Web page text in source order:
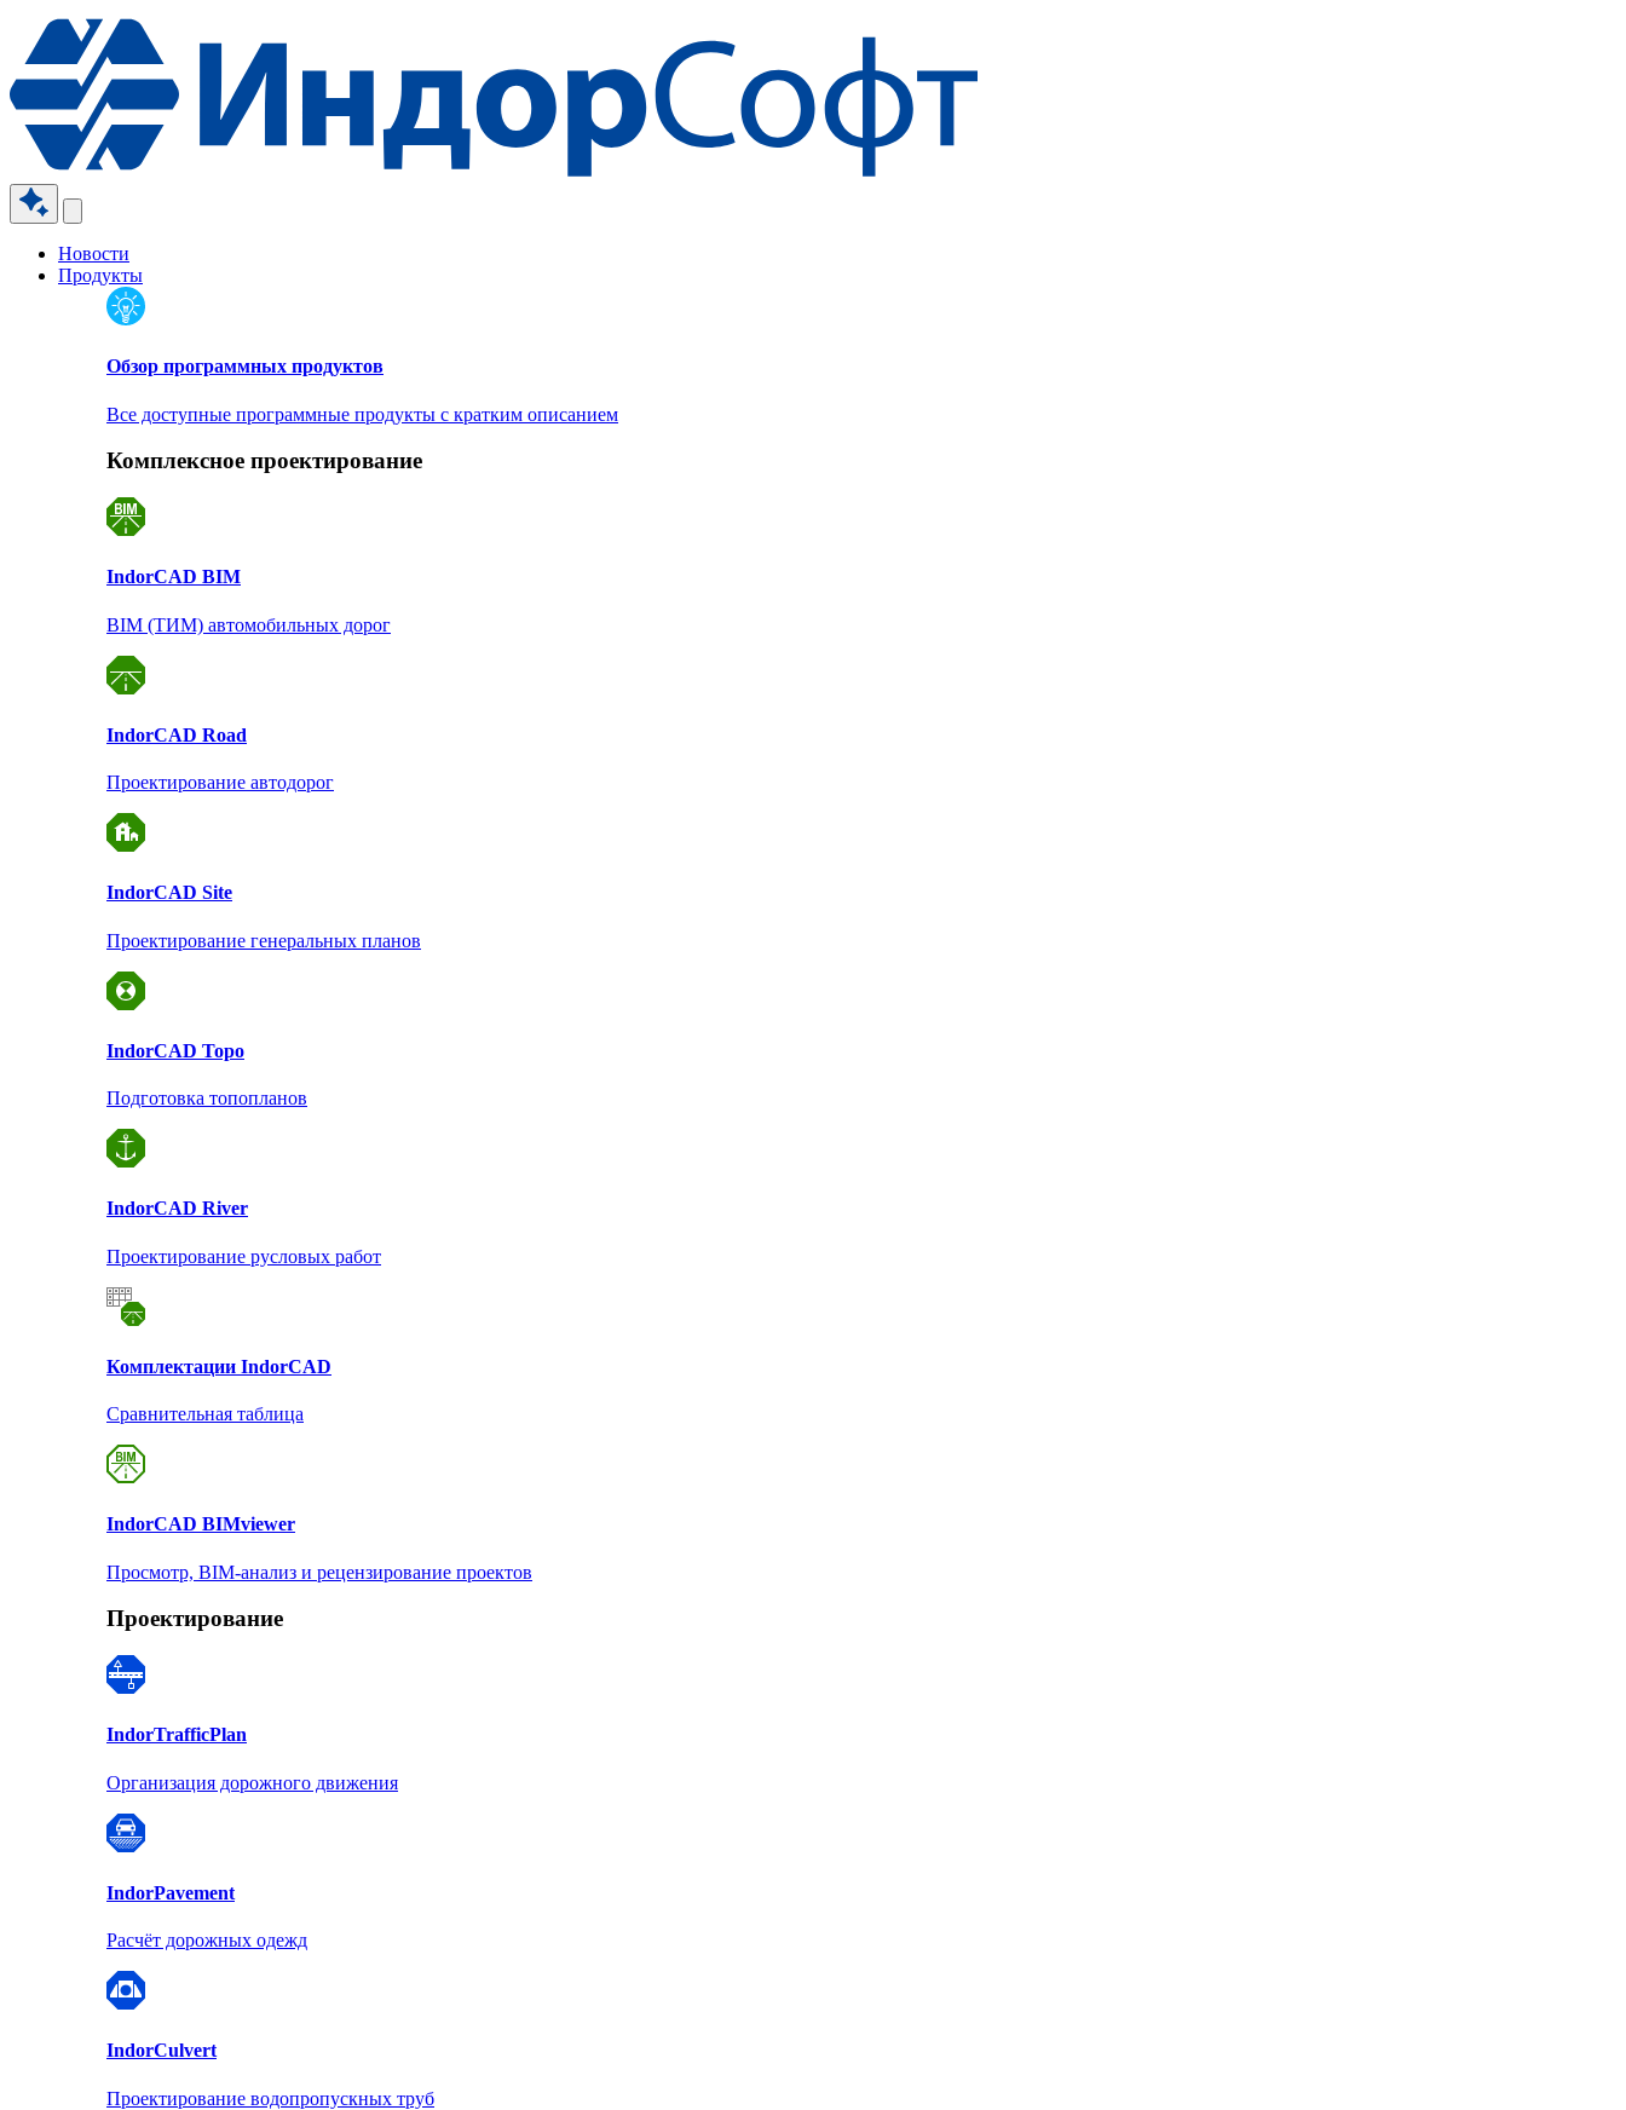
Новости
Продукты
Обзор программных продуктов
Все доступные программные продукты с кратким описанием
Комплексное проектирование
IndorCAD BIM
BIM (ТИМ) автомобильных дорог
IndorCAD Road
Проектирование автодорог
IndorCAD Site
Проектирование генеральных планов
IndorCAD Topo
Подготовка топопланов
IndorCAD River
Проектирование русловых работ
Комплектации IndorCAD
Сравнительная таблица
IndorCAD BIMviewer
Просмотр, BIM-анализ и рецензирование проектов
Проектирование
IndorTrafficPlan
Организация дорожного движения
IndorPavement
Расчёт дорожных одежд
IndorCulvert
Проектирование водопропускных труб